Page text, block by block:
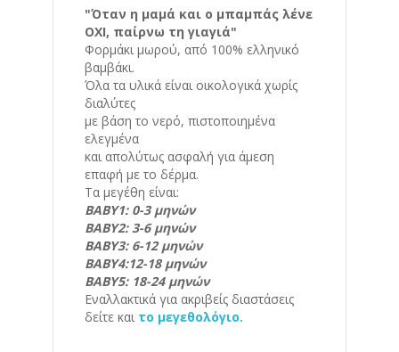
"Όταν η μαμά και ο μπαμπάς λένε
ΟΧΙ, παίρνω τη γιαγιά"
Φορμάκι μωρού, από 100% ελληνικό
βαμβάκι.
Όλα τα υλικά είναι οικολογικά χωρίς
διαλύτες
με βάση το νερό, πιστοποιημένα
ελεγμένα
και απολύτως ασφαλή για άμεση
επαφή με το δέρμα.
Τα μεγέθη είναι:
ΒΑΒΥ1: 0-3 μηνών
ΒΑΒΥ2: 3-6 μηνών
ΒΑΒΥ3: 6-12 μηνών
ΒΑΒΥ4:12-18 μηνών
ΒΑΒΥ5: 18-24 μηνών
Εναλλακτικά για ακριβείς διαστάσεις
δείτε και το μεγεθολόγιο.